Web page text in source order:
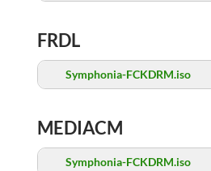
FRDL
Symphonia-FCKDRM.iso
MEDIACM
Symphonia-FCKDRM.iso